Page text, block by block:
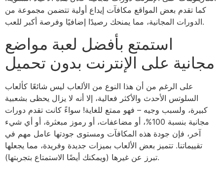
كما تقدم بعض المواقع مكافآت إيداع أولية تتضمن مجموعة من
الدورات المجانية، مما يمنحك رصيدًا إضافيًا وفرصة أكبر للعب.
استمتع بأفضل لعبة مواضع
مجانية على الإنترنت بدون تحميل
على الرغم من أن هذا النوع من الألعاب ليس شائعًا كألعاب
السلوتس الأحدث والأكثر فعالية، إلا أنه لا يزال يحظى بشعبية
كبيرة، ولسبب وجيه – فهو ممتع للغاية! سواءً كانت تقدم دورات
مجانية بنسبة 100%، أو مضاعفات، أو رموز مبعثرة، أو أي شيء
آخر، فإن جودة هذه المكافآت ومستوى جودتها عامل مهم في
تقييماتنا. تتميز بعض الألعاب بميزات جديدة وفريدة، مما يجعلها
تبرز عن غيرها (ويمكنك أيضًا الاستمتاع بتجربتها).